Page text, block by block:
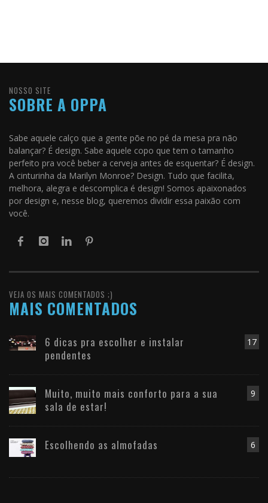
NOSSO SITE
SOBRE A OPPA
Sabe aquele calço que a gente põe no pé da mesa pra não
balançar? É design. Sabe aquele copo que tem o tamanho
perfeito pra você beber a cerveja antes de esquentar? É design.
A cinturinha da Marilyn Monroe? Design. Tudo que facilita,
melhora, alegra e descomplica é design! Somos apaixonados
por design e, nesse blog, queremos dividir essa paixão com
você.
VEJA OS MAIS COMENTADOS ;)
MAIS COMENTADOS
17
6 dicas pra escolher e instalar
pendentes
9
Muito, muito mais conforto para a sua
sala de estar!
6
Escolhendo as almofadas